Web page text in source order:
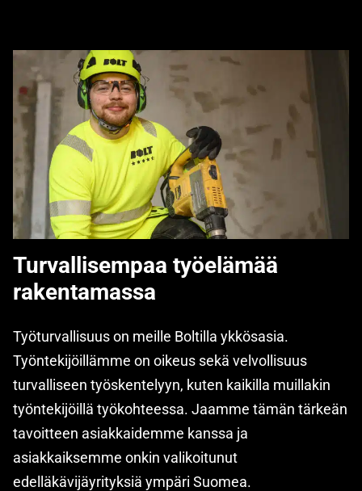
Turvallisempaa työelämää
rakentamassa
Työturvallisuus on meille Boltilla ykkösasia.
Työntekijöillämme on oikeus sekä velvollisuus
turvalliseen työskentelyyn, kuten kaikilla muillakin
työntekijöillä työkohteessa. Jaamme tämän tärkeän
tavoitteen asiakkaidemme kanssa ja
asiakkaiksemme onkin valikoitunut
edelläkävijäyrityksiä ympäri Suomea.